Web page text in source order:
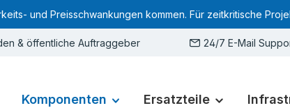
und Preisschwankungen kommen. Für zeitkritische
& öffentliche Auftraggeber 24/7 E-Mail
Komponenten Ersatzteile